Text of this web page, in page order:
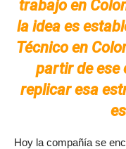
trabajo en
la idea es
Técnico en
partir de ese
replicar esa
Hoy la compañía se